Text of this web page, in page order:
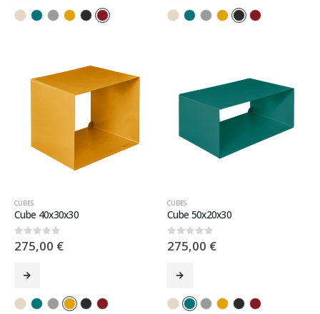
CUBES
Cube 40x30x30
0sur 5
275,00 €
CUBES
Cube 50x20x30
0sur 5
275,00 €